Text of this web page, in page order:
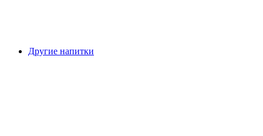
Другие напитки